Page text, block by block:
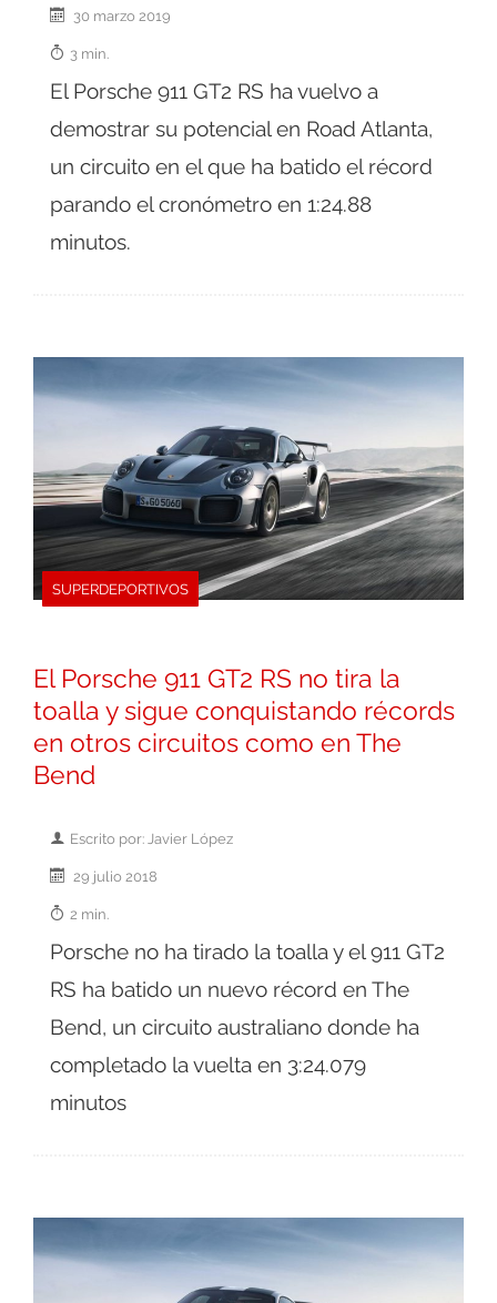
30 marzo 2019
3 min.
El Porsche 911 GT2 RS ha vuelvo a
demostrar su potencial en Road Atlanta,
un circuito en el que ha batido el récord
parando el cronómetro en 1:24.88
minutos.
SUPERDEPORTIVOS
El Porsche 911 GT2 RS no tira la
toalla y sigue conquistando récords
en otros circuitos como en The
Bend
Escrito por: Javier López
29 julio 2018
2 min.
Porsche no ha tirado la toalla y el 911 GT2
RS ha batido un nuevo récord en The
Bend, un circuito australiano donde ha
completado la vuelta en 3:24.079
minutos